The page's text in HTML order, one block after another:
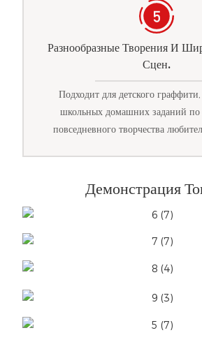
Разнообразные Творения И
Сцен.
Подходит для детского
школьных домашних заданий по
повседневного творчества
Демонстрация